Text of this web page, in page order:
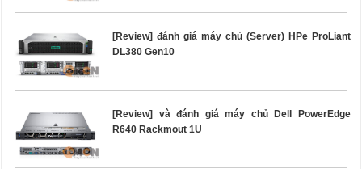
[Review] đánh giá máy chủ (Server) HPe ProLiant
DL380 Gen10
[Review] và đánh giá máy chủ Dell PowerEdge
R640 Rackmout 1U